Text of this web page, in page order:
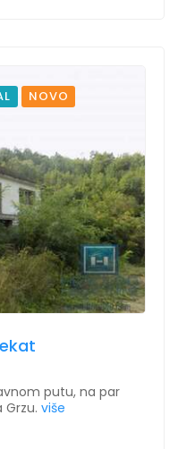
NOVO
putu, na par
više